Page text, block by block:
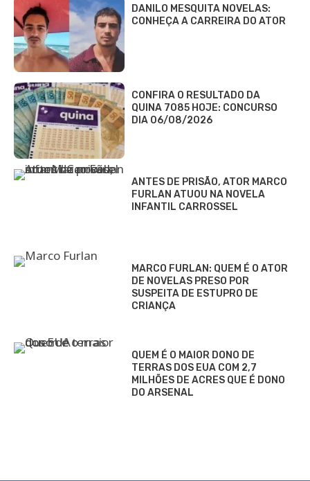
DANILO MESQUITA NOVELAS:
CONHEÇA A CARREIRA DO ATOR
CONFIRA O RESULTADO DA
QUINA 7085 HOJE: CONCURSO
DIA 06/08/2026
ANTES DE PRISÃO, ATOR MARCO
FURLAN ATUOU NA NOVELA
INFANTIL CARROSSEL
MARCO FURLAN: QUEM É O ATOR
DE NOVELAS PRESO POR
SUSPEITA DE ESTUPRO DE
CRIANÇA
QUEM É O MAIOR DONO DE
TERRAS DOS EUA COM 2,7
MILHÕES DE ACRES QUE É DONO
DO ARSENAL